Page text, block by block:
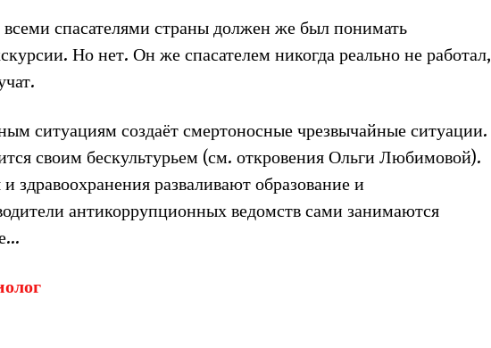
спасателями страны должен же был понимать
Но нет. Он же спасателем никогда реально не работал,
ситуациям создаёт смертоносные чрезвычайные ситуации.
своим бескультурьем (см. откровения Ольги Любимовой).
здравоохранения разваливают образование и
антикоррупционных ведомств сами занимаются